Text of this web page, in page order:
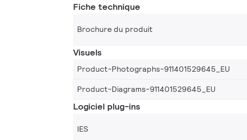
Fiche technique
Brochure du produit
Visuels
Product-Photographs-911401529645_EU
Product-Diagrams-911401529645_EU
Logiciel plug-ins
IES